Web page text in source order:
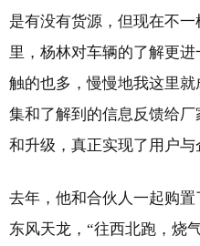
是有没有货源，但现在不
里，杨林对车辆的了解更
触的也多，慢慢地我这里
集和了解到的信息反馈给
和升级，真正实现了用户与
去年，他和合伙人一起购
东风天龙，“往西北跑，烧